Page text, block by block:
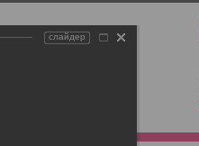
слайдер